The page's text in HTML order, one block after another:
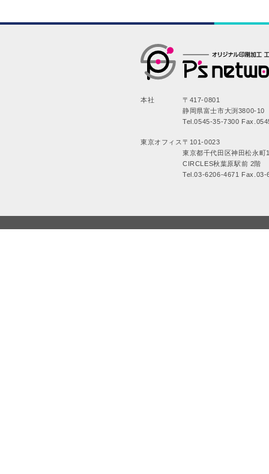
本社
〒417-0801
静岡県富士市大渕3800-10
Tel.0545-35-7300
東京オフィス 〒101-0023
東京都千代田区神田松永町
CIRCLES秋葉原駅前 2階
Tel.03-6206-4671 Fax.03-